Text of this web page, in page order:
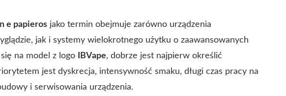
e papieros jako termin obejmuje zarówno urządzenia
jak i systemy wielokrotnego użytku o zaawansowanych
na model z logo
IBVape, dobrze jest najpierw określić
jest dyskrecja, intensywność smaku, długi czas pracy na
i serwisowania urządzenia.